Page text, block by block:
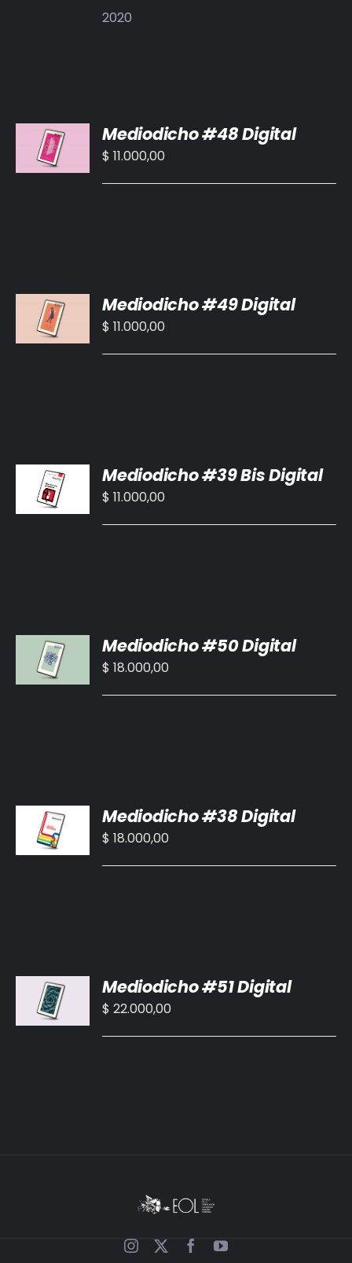
2020
AL
CARRITO
/
Mediodicho #48 Digital
$ 11.000,00
AL
CARRITO
/
Mediodicho #49 Digital
$ 11.000,00
AL
CARRITO
/
Mediodicho #39 Bis Digital
$ 11.000,00
AL
CARRITO
/
Mediodicho #50 Digital
$ 18.000,00
AL
CARRITO
/
Mediodicho #38 Digital
$ 18.000,00
AL
CARRITO
/
Mediodicho #51 Digital
$ 22.000,00